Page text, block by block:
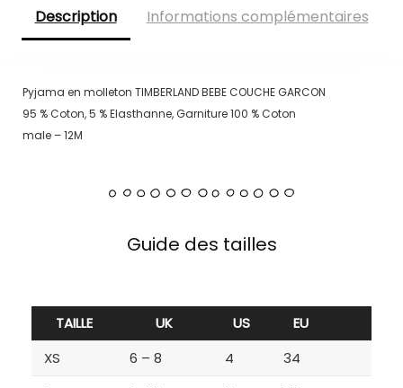
Description Informations complémentaires
Pyjama en molleton TIMBERLAND BEBE COUCHE GARCON
95 % Coton, 5 % Elasthanne, Garniture 100 % Coton
male – 12M
Guide des tailles
TAILLE UK US
EU
XS
6 – 8 4
34